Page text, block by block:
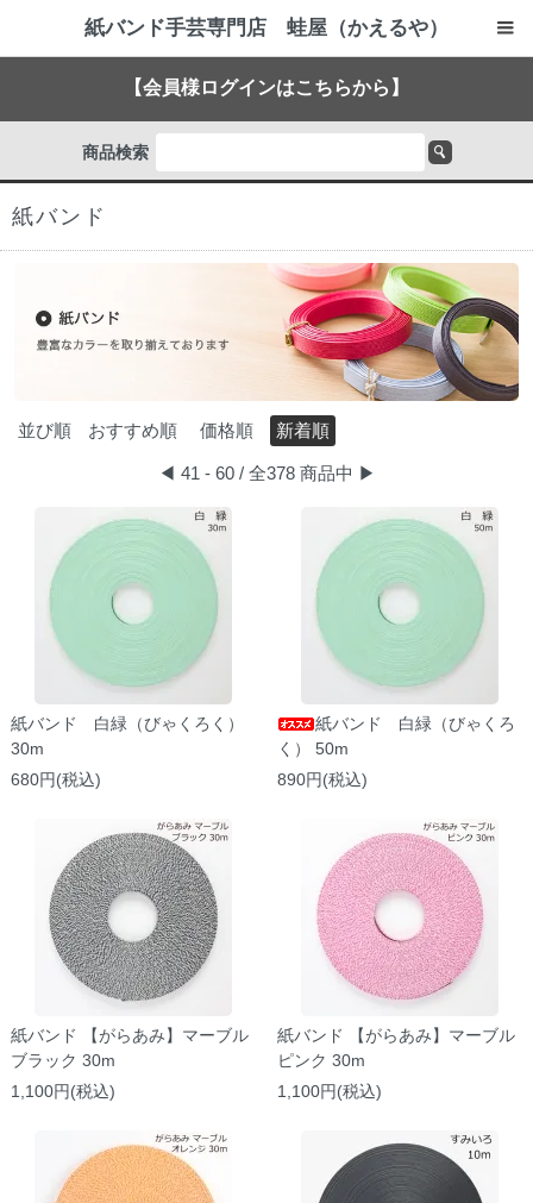
紙バンド手芸専門店 蛙屋（かえるや）
【会員様ログインはこちらから】
商品検索
紙バンド
並び順 おすすめ順 価格順 新着順
◀ 41 - 60 / 全378 商品中 ▶
紙バンド 白緑（びゃくろく）
30m
680円(税込)
紙バンド 白緑（びゃくろ
く） 50m
890円(税込)
紙バンド 【がらあみ】マーブル
ブラック 30m
1,100円(税込)
紙バンド 【がらあみ】マーブル
ピンク 30m
1,100円(税込)